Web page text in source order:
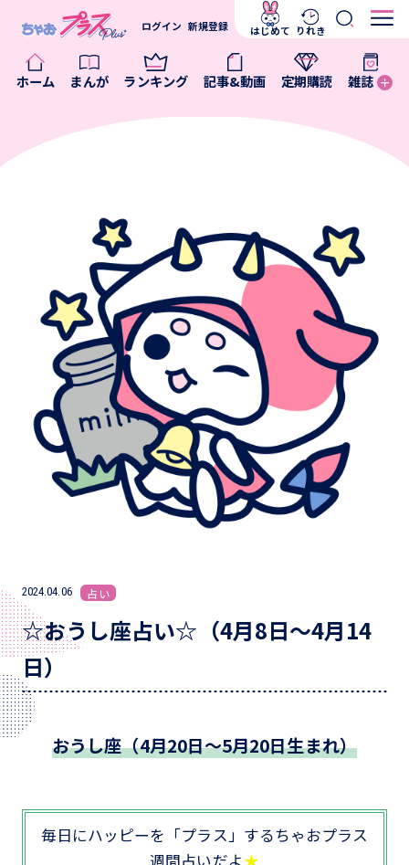
ホーム まんが ランキング 記事&動画 定期購読 雑誌
ログイン 新規登録 はじめて りれき
2024.04.06 占い
☆おうし座占い☆（4月8日～4月14
日）
おうし座（4月20日～5月20日生まれ）
毎日にハッピーを「プラス」するちゃおプラス
週間占いだよ★